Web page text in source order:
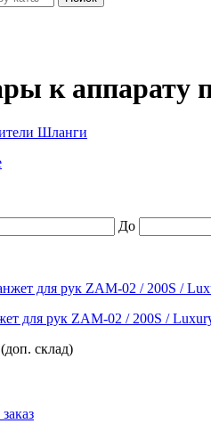
к аппарату
Шланги
До
для рук ZAM-02 / 200S /
склад)